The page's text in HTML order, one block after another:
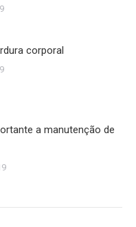
corporal
a manutenção de